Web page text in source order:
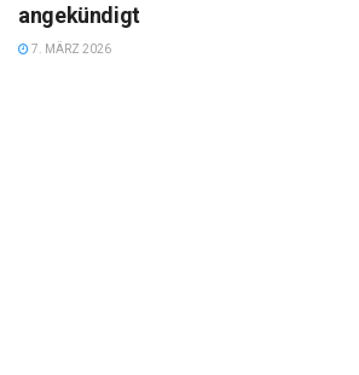
angekündigt
7. MÄRZ 2026